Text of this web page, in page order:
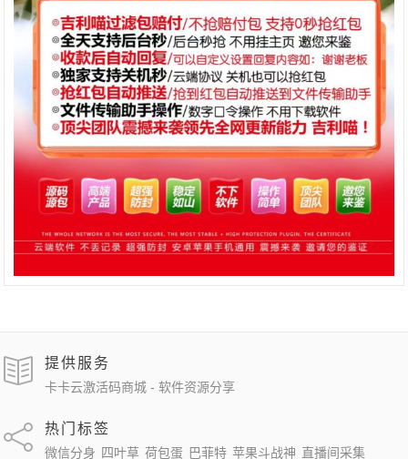
提供服务
卡卡云激活码商城 - 软件资源分享
热门标签
微信分身 四叶草 荷包蛋 巴菲特 苹果斗战神 直播间采集